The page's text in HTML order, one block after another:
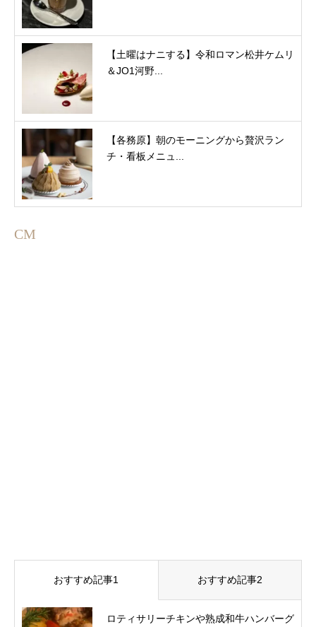
【土曜はナニする】令和ロマン松井ケムリ
＆JO1河野...
【各務原】朝のモーニングから贅沢ラン
チ・看板メニュ...
CM
おすすめ記事1 おすすめ記事2
ロティサリーチキンや熟成和牛ハンバーグ